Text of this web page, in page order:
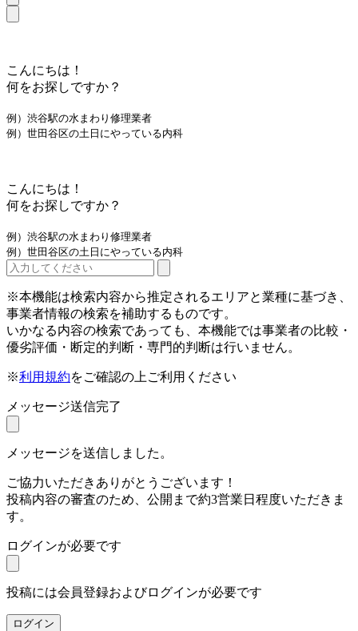
こんにちは！
何をお探しですか？
例）渋谷駅の水まわり修理業者
例）世田谷区の土日にやっている内科
こんにちは！
何をお探しですか？
例）渋谷駅の水まわり修理業者
例）世田谷区の土日にやっている内科
※本機能は検索内容から推定されるエリアと業種に基づき、
事業者情報の検索を補助するものです。
いかなる内容の検索であっても、本機能では事業者の比較・
優劣評価・断定的判断・専門的判断は行いません。
※利用規約をご確認の上ご利用ください
メッセージ送信完了
メッセージを送信しました。
ご協力いただきありがとうございます！
投稿内容の審査のため、公開まで約3営業日程度いただきま
す。
ログインが必要です
投稿には会員登録およびログインが必要です
ログイン